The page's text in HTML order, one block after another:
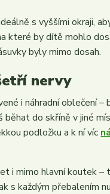
s vyššími okraji,
které by dítě mohlo
byly mimo dosah.
nervy
i náhradní oblečení –
běhat do skříně v jiné
podložku a k ní víc
i mimo hlavní koutek
s každým